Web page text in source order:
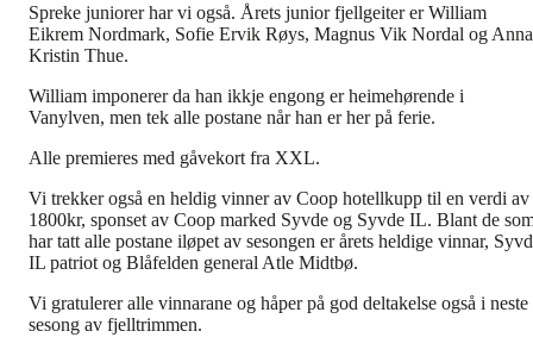
Spreke juniorer har vi også. Årets junior fjellgeiter er William
Eikrem Nordmark, Sofie Ervik Røys, Magnus Vik Nordal og Anna
Kristin Thue.
William imponerer da han ikkje engong er heimehørende i
Vanylven, men tek alle postane når han er her på ferie.
Alle premieres med gåvekort fra XXL.
Vi trekker også en heldig vinner av Coop hotellkupp til en verdi av
1800kr, sponset av Coop marked Syvde og Syvde IL. Blant de
har tatt alle postane iløpet av sesongen er årets heldige vinnar,
IL patriot og Blåfelden general Atle Midtbø.
Vi gratulerer alle vinnarane og håper på god deltakelse også i neste
sesong av fjelltrimmen.